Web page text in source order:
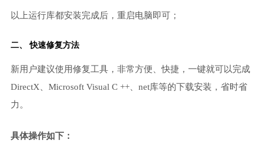
以上运行库都安装完成后，重启电脑即可；
二、 快速修复方法
新用户建议使用修复工具，非常方便、快捷，一键就可以完成
DirectX、Microsoft Visual C ++、net库等的下载安装，省时省
力。
具体操作如下：